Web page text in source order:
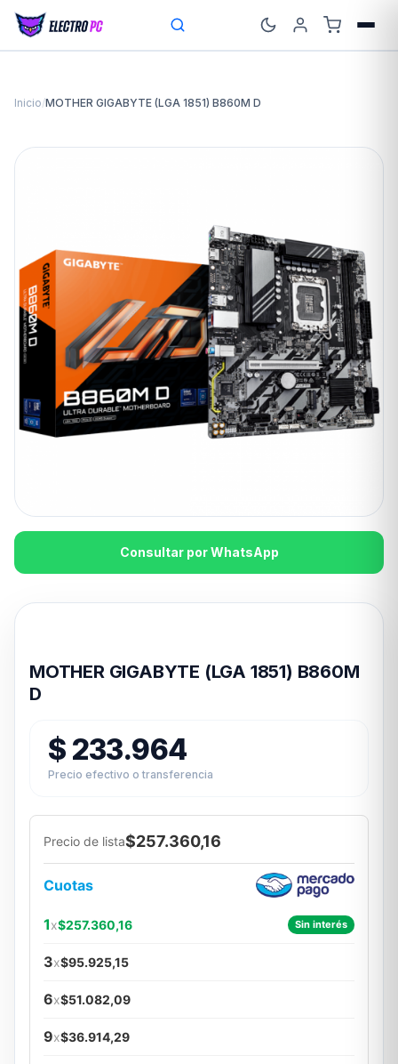
Inicio/MOTHER GIGABYTE (LGA 1851) B860M D
Consultar por WhatsApp
MOTHER GIGABYTE (LGA 1851) B860M
D
$ 233.964
Precio efectivo o transferencia
Precio de lista$257.360,16
Cuotas
1x$257.360,16 Sin interés
3x$95.925,15
6x$51.082,09
9x$36.914,29